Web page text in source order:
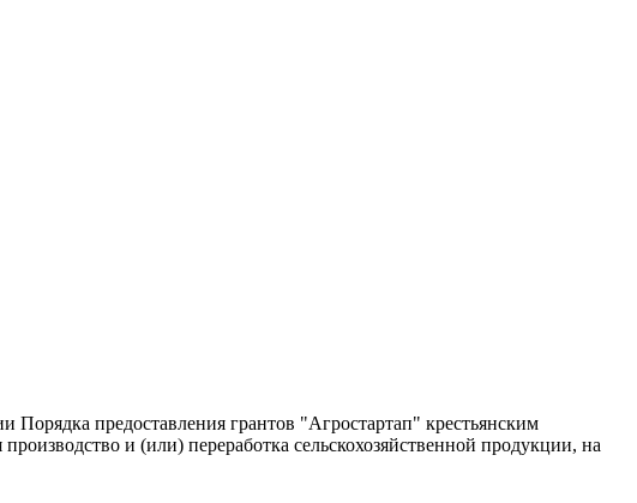
предоставления грантов "Агростартап" крестьянским
и (или) переработка сельскохозяйственной продукции, на